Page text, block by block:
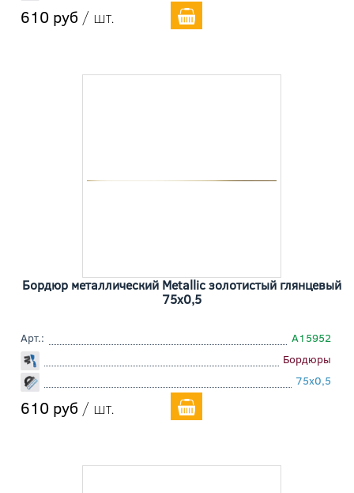
610 руб / шт.
Бордюр металлический Metallic золотистый глянцевый
75x0,5
Арт.:
A15952
Бордюры
75x0,5
610 руб / шт.